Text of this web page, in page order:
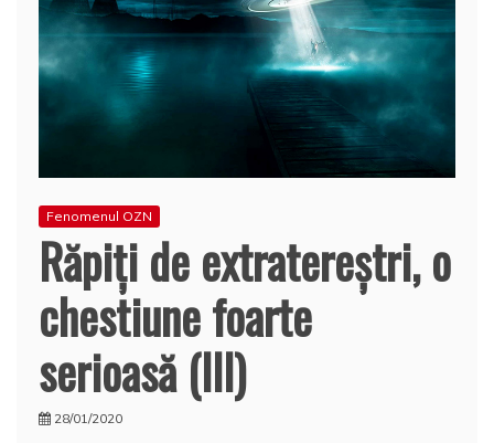
Fenomenul OZN
Răpiți de extratereștri, o
chestiune foarte
serioasă (III)
28/01/2020